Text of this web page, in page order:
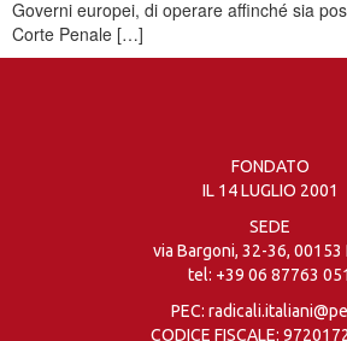
Governi europei, di operare affinché sia
Corte Penale […]
FONDATO
IL 14 LUGLIO 2001
SEDE
via Bargoni, 32-36, 00153
tel: +39 06 87763 051
PEC:
CODICE FISCALE: